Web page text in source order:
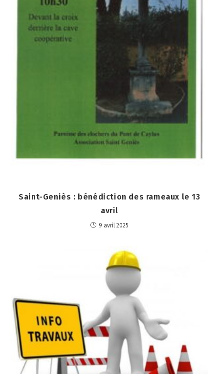
Saint-Geniès : bénédiction des rameaux le 13
avril
9 avril 2025